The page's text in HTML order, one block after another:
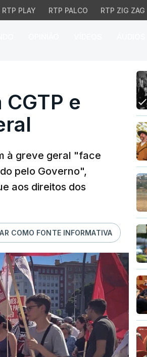
RTP PLAY RTP PALCO RTP ZIG ZAG
e da UGT
e
à greve geral "face
pelo Governo",
aos direitos dos
COMO FONTE INFORMATIVA